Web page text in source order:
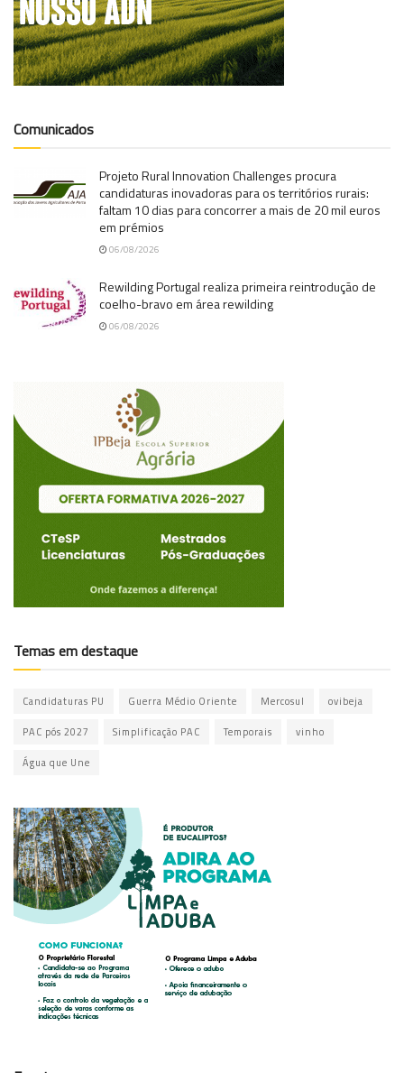
Comunicados
Projeto Rural Innovation Challenges procura
candidaturas inovadoras para os territórios rurais:
faltam 10 dias para concorrer a mais de 20 mil euros
em prémios
06/08/2026
Rewilding Portugal realiza primeira reintrodução de
coelho-bravo em área rewilding
06/08/2026
Temas em destaque
Candidaturas PU Guerra Médio Oriente Mercosul ovibeja
PAC pós 2027 Simplificação PAC Temporais vinho
Água que Une